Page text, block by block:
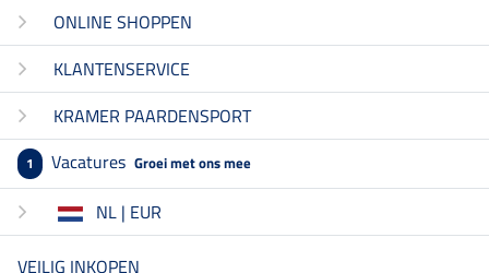
ONLINE SHOPPEN
KLANTENSERVICE
KRAMER PAARDENSPORT
1 Vacatures Groei met ons mee
NL | EUR
VEILIG INKOPEN